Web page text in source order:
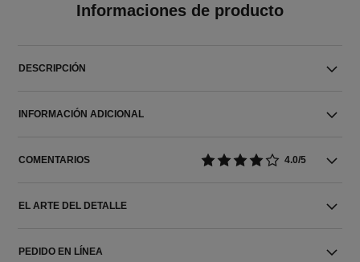
Informaciones de producto
DESCRIPCIÓN
INFORMACIÓN ADICIONAL
COMENTARIOS 4.0/5
EL ARTE DEL DETALLE
PEDIDO EN LÍNEA